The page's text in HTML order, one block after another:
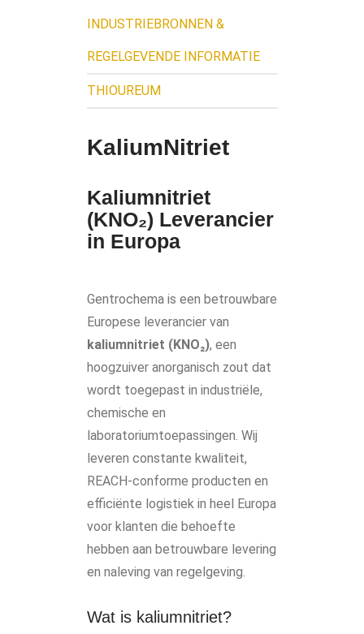
INDUSTRIEBRONNEN &
REGELGEVENDE INFORMATIE
THIOUREUM
KaliumNitriet
Kaliumnitriet
(KNO₂) Leverancier
in Europa
Gentrochema is een betrouwbare
Europese leverancier van
kaliumnitriet (KNO₂), een
hoogzuiver anorganisch zout dat
wordt toegepast in industriële,
chemische en
laboratoriumtoepassingen. Wij
leveren constante kwaliteit,
REACH-conforme producten en
efficiënte logistiek in heel Europa
voor klanten die behoefte
hebben aan betrouwbare levering
en naleving van regelgeving.
Wat is kaliumnitriet?